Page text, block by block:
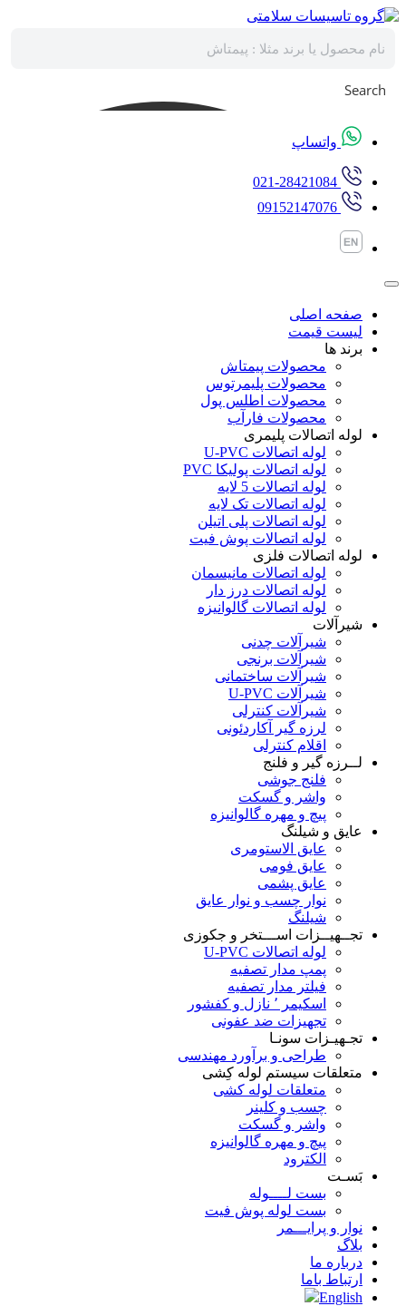
پرش
محتوا
Search
واتساپ
021-28421084
09152147076
صفحه اصلی
لیست قیمت
برند ها
محصولات پیمتاش
محصولات پلیمرتوس
محصولات اطلس پول
محصولات فارآب
لوله اتصالات پلیمری
لوله اتصالات U-PVC
لوله اتصالات پولیکا PVC
لوله اتصالات 5 لایه
لوله اتصالات تک لایه
لوله اتصالات پلی اتیلن
لوله اتصالات پوش فیت
لوله اتصالات فلزی
لوله اتصالات مانیسمان
لوله اتصالات درز دار
لوله اتصالات گالوانیزه
شیرآلات
شیرآلات چدنی
شیرآلات برنجی
شیرآلات ساختمانی
شیرآلات U-PVC
شیرآلات کنترلی
لرزه گیر آکاردئونی
اقلام کنترلی
لــرزه گیر و فلنج
فلنج جوشی
واشر و گسکت
پیچ و مهره گالوانیزه
عایق و شیلنگ
عایق الاستومری
عایق فومی
عایق پشمی
نوار چسب و نوار عایق
شیلنگ
تجــهیــزات اســـتخر و جکوزی
لوله اتصالات U-PVC
پمپ مدار تصفیه
فیلتر مدار تصفیه
اسکیمر ٬ نازل و کفشور
تجهیزات ضد عفونی
تجـهیـزات سونـا
طراحی و برآورد مهندسی
متعلقات سیستم لوله کِشی
متعلقات لوله کشی
چسب و کلینر
واشر و گسکت
پیچ و مهره گالوانیزه
الکترود
بَسـت
بست لــــوله
بست لوله پوش فیت
نوار و پرایـــمر
بلاگ
درباره ما
ارتباط باما
English